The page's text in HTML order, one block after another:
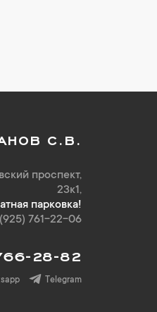
С.В.
проспект,
23к1,
парковка!
761-22-06
28-82
Telegram